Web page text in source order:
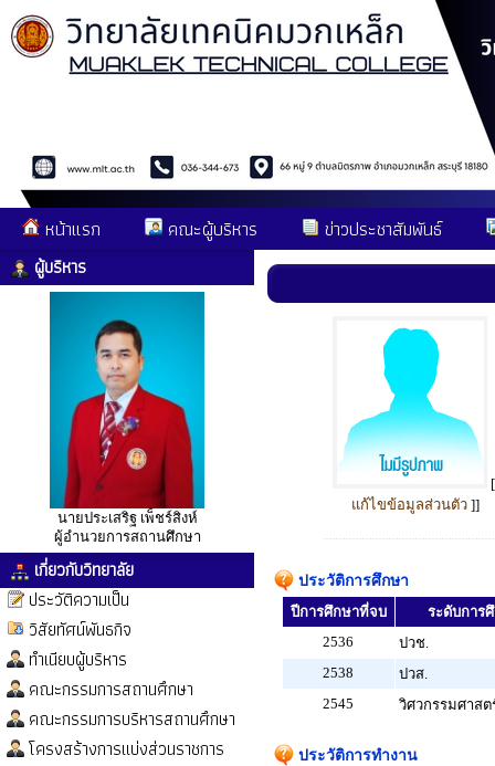
หน้าแรก คณะผู้บริหาร ข่าวประชาสัมพันธ์
ผู้บริหาร
นายประเสริฐ เพ็ชร์สิงห์
ผู้อำนวยการสถานศึกษา
เกี่ยวกับวิทยาลัย
ประวัติความเป็น
วิสัยทัศน์พันธกิจ
ทำเนียบผู้บริหาร
คณะกรรมการสถานศึกษา
คณะกรรมการบริหารสถานศึกษา
โครงสร้างการแบ่งส่วนราชการ
แก้ไขข้อมูลส่วนตัว ]]
ประวัติการศึกษา
ปีการศึกษาที่จบ
ระดับการ
2536
ปวช.
2538
ปวส.
2545
วิศวกรรมศาส
ประวัติการทำงาน